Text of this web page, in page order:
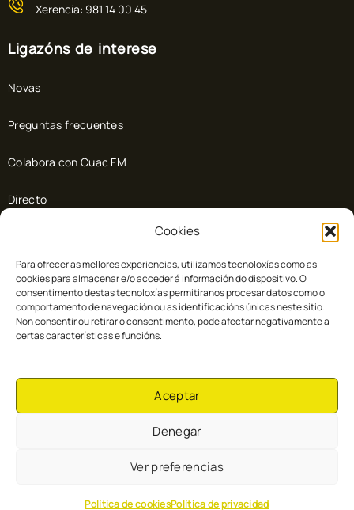
Cookies
Para ofrecer as mellores experiencias, utilizamos tecnoloxías como as
cookies para almacenar e/o acceder á información do dispositivo. O
consentimento destas tecnoloxías permitiranos procesar datos como o
comportamento de navegación ou as identificacións únicas neste sitio.
Non consentir ou retirar o consentimento, pode afectar negativamente a
certas características e funcións.
Aceptar
Denegar
Ver preferencias
Política de cookiesPolítica de privacidad
Xerencia: 981 14 00 45
Ligazóns de interese
Novas
Preguntas frecuentes
Colabora con Cuac FM
Directo
Colaboradores
Cuac FM © 2026